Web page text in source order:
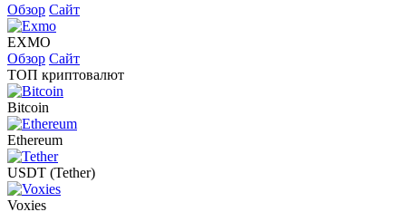
Обзор Сайт
EXMO
Обзор Сайт
ТОП криптовалют
Bitcoin
Ethereum
USDT (Tether)
Voxies